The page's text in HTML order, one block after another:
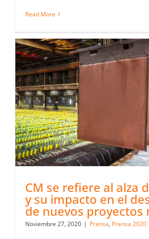
Read More
CM se refiere al alza
y su impacto en el
de nuevos proyectos
Noviembre 27, 2020 | Prensa, Prensa 2020